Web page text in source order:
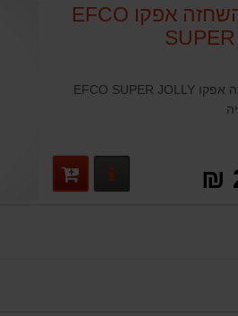
מכונת השחזה אפקו EFCO
מכונת השחזה אפקו EFCO SUPER JOLLY
פרטים נוספים